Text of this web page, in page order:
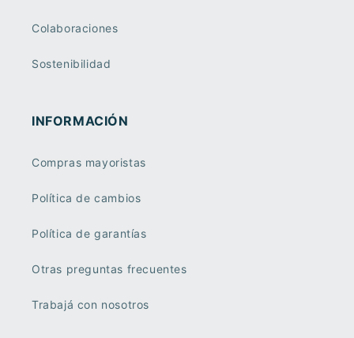
Colaboraciones
Sostenibilidad
INFORMACIÓN
Compras mayoristas
Política de cambios
Política de garantías
Otras preguntas frecuentes
Trabajá con nosotros